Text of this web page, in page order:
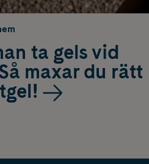
ta gels vid
maxar du rätt